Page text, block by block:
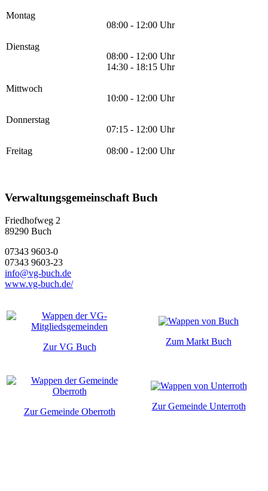
Montag
08:00 - 12:00 Uhr
Dienstag
08:00 - 12:00 Uhr
14:30 - 18:15 Uhr
Mittwoch
10:00 - 12:00 Uhr
Donnerstag
07:15 - 12:00 Uhr
Freitag 08:00 - 12:00 Uhr
Verwaltungsgemeinschaft Buch
Friedhofweg 2
89290 Buch
07343 9603-0
07343 9603-23
info@vg-buch.de
www.vg-buch.de/
Zur VG Buch
Zum Markt Buch
Zur Gemeinde Oberroth
Zur Gemeinde Unterroth